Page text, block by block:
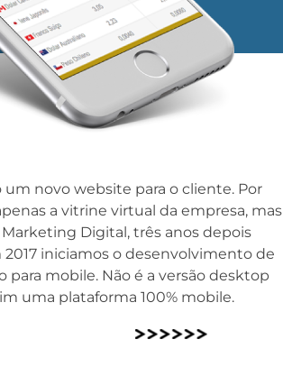
novo website para o cliente. Por
a vitrine virtual da empresa, mas
Digital, três anos depois
iniciamos o desenvolvimento de
mobile. Não é a versão desktop
uma plataforma 100% mobile.